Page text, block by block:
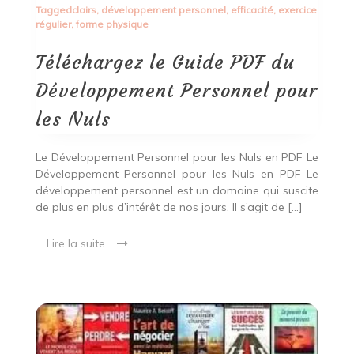
Guide
Développement
Personnel
pour
les
Taggedclairs, développement personnel, efficacité, exercice
régulier, forme physique
Téléchargez le Guide PDF du
Développement Personnel pour
les Nuls
Le Développement Personnel pour les Nuls en PDF Le
Développement Personnel pour les Nuls en PDF Le
développement personnel est un domaine qui suscite
de plus en plus d’intérêt de nos jours. Il s’agit de […]
Lire la suite